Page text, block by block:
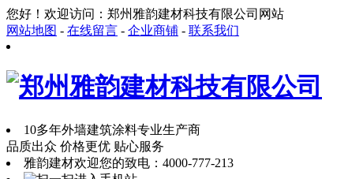
您好！欢迎访问：郑州雅韵建材科技有限公司网站
网站地图 - 在线留言 - 企业商铺 - 联系我们
10多年外墙建筑涂料专业生产商
品质出众 价格更优 贴心服务
雅韵建材欢迎您的致电： 4000-777-213